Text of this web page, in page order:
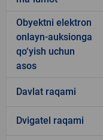
Obyektni elektron
onlayn-auksionga
qo‘yish uchun
asos
Davlat raqami
Dvigatel raqami